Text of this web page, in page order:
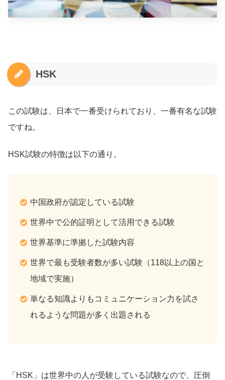
HSK
この試験は、日本で一番受けられており、一番有名な試験
ですね。
HSK試験の特徴は以下の通り。
中国政府が認定している試験
世界中で公的証明として活用できる試験
世界基準に準拠した試験内容
世界で最も受験者数が多い試験（118以上の国と
地域で実施）
単なる知識よりもコミュニケーション力を試さ
れるような問題が多く出題される
「HSK」は世界中の人が受験している試験なので、圧倒